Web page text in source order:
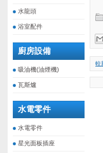
水龍頭
浴室配件
廚房設備
吸油機(油煙機)
瓦斯爐
水電零件
水電零件
星光面板插座
較